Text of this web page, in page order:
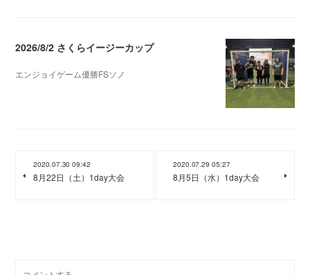
2026/8/2 さくらイージーカップ
エンジョイゲーム優勝FSソノ
2020.07.30 09:42
8月22日（土）1day大会
2020.07.29 05:27
8月5日（水）1day大会